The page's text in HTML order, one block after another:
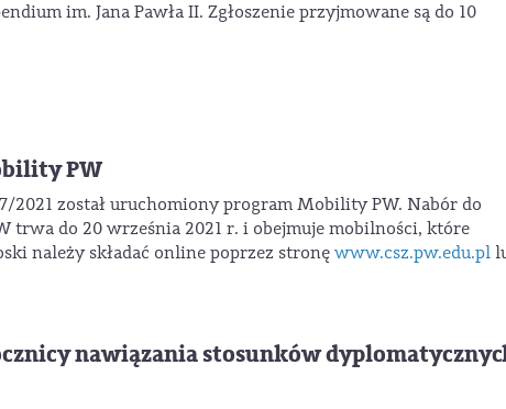
im. Jana Pawła II. Zgłoszenie przyjmowane są do 10
PW
2021 został uruchomiony program Mobility PW. Nabór do
do 20 września 2021 r. i obejmuje mobilności, które
należy składać online poprzez stronę www.csz.pw.edu.pl
nawiązania stosunków